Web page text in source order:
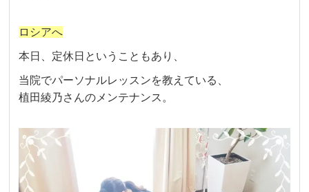
ロシアへ
本日、定休日ということもあり、
当院でパーソナルレッスンを教えている、
植田綾乃さんのメンテナンス。